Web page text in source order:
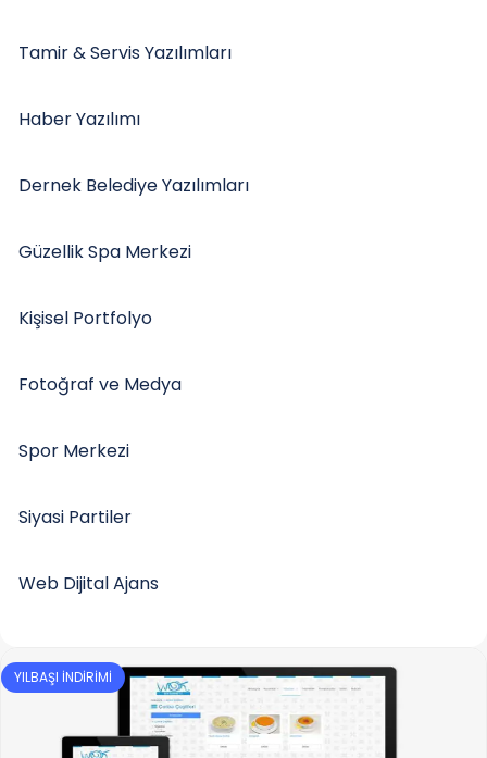
Tamir & Servis Yazılımları
Haber Yazılımı
Dernek Belediye Yazılımları
Güzellik Spa Merkezi
Kişisel Portfolyo
Fotoğraf ve Medya
Spor Merkezi
Siyasi Partiler
Web Dijital Ajans
YILBAŞI İNDİRİMİ